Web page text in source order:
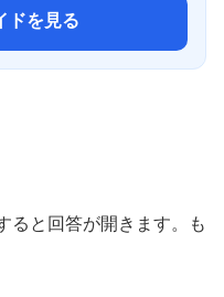
ドを見る
ると回答が開きます。も